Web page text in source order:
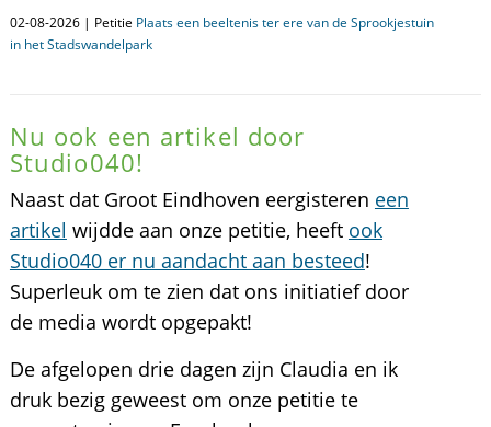
02-08-2026 | Petitie Plaats een beeltenis ter ere van de Sprookjestuin
in het Stadswandelpark
Nu ook een artikel door
Studio040!
Naast dat Groot Eindhoven eergisteren een
artikel wijdde aan onze petitie, heeft ook
Studio040 er nu aandacht aan besteed!
Superleuk om te zien dat ons initiatief door
de media wordt opgepakt!
De afgelopen drie dagen zijn Claudia en ik
druk bezig geweest om onze petitie te